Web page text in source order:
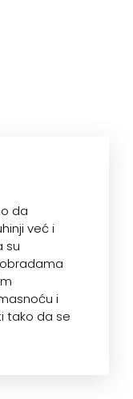
da
već i
su
i
tako da se